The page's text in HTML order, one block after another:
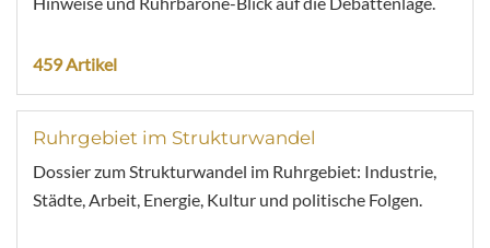
459 Artikel
Ruhrgebiet im Strukturwandel
Dossier zum Strukturwandel im Ruhrgebiet: Industrie,
Städte, Arbeit, Energie, Kultur und politische Folgen.